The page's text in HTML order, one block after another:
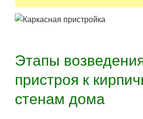
Этапы
пристроя к
стенам дома